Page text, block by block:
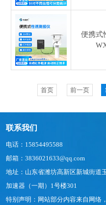
便携式
首页 前一页 1
联系我们
电话：15854495588
邮箱：3836021633@qq.com
地址：山东省潍坊高新区新城街道
加速器（一期）1号楼301
特别声明：网站部分内容来自网络